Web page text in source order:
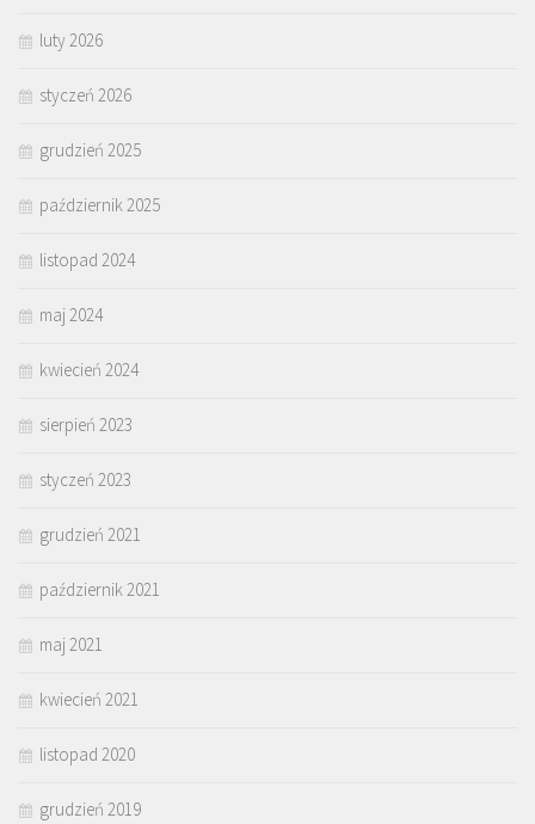
luty 2026
styczeń 2026
grudzień 2025
październik 2025
listopad 2024
maj 2024
kwiecień 2024
sierpień 2023
styczeń 2023
grudzień 2021
październik 2021
maj 2021
kwiecień 2021
listopad 2020
grudzień 2019